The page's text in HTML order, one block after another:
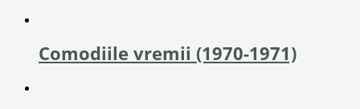
Comodiile vremii (1970-1971)